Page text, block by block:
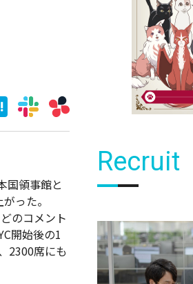
国領事館と
った。
のコメント
開始後の1
2300席にも
Recruit